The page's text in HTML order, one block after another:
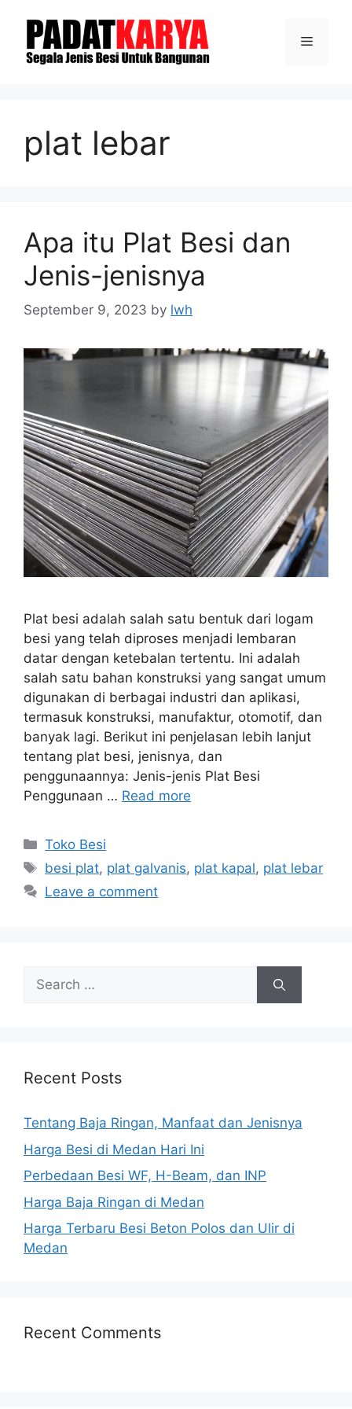
content
Menu
plat lebar
Apa itu Plat Besi dan
Jenis-jenisnya
September 9, 2023 by lwh
Plat besi adalah salah satu bentuk dari logam
besi yang telah diproses menjadi lembaran
datar dengan ketebalan tertentu. Ini adalah
salah satu bahan konstruksi yang sangat umum
digunakan di berbagai industri dan aplikasi,
termasuk konstruksi, manufaktur, otomotif, dan
banyak lagi. Berikut ini penjelasan lebih lanjut
tentang plat besi, jenisnya, dan
penggunaannya: Jenis-jenis Plat Besi
Penggunaan … Read more
Categories
Toko Besi
Tags
besi plat, plat galvanis, plat kapal, plat lebar
Leave a comment
Search
for:
Recent Posts
Tentang Baja Ringan, Manfaat dan Jenisnya
Harga Besi di Medan Hari Ini
Perbedaan Besi WF, H-Beam, dan INP
Harga Baja Ringan di Medan
Harga Terbaru Besi Beton Polos dan Ulir di
Medan
Recent Comments